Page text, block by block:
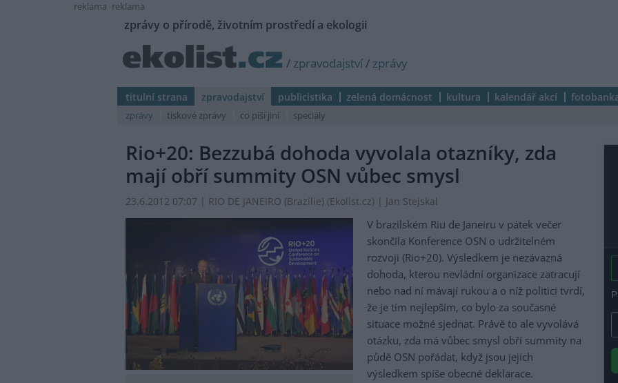
reklama reklama
zprávy o přírodě, životním prostředí a ekologii
/ zpravodajství/ zprávy
titulní strana zpravodajství publicistika zelená domácnost kultura kalendář akcí
zprávy tiskové zprávy co píší jiní speciály
Rio+20: Bezzubá dohoda vyvolala otazníky, zda
mají obří summity OSN vůbec smysl
23.6.2012 07:07 | RIO DE JANEIRO (Brazílie) (Ekolist.cz) | Jan Stejskal
V brazilském Riu de Janeiru v pátek večer
skončila Konference OSN o udržitelném
rozvoji (Rio+20). Výsledkem je nezávazná
dohoda, kterou nevládní organizace zatracují
nebo nad ní mávají rukou a o níž politici tvrdí,
že je tím nejlepším, co bylo za současné
situace možné sjednat. Právě to ale vyvolává
otázku, zda má vůbec smysl obří summity na
půdě OSN pořádat, když jsou jejich
výsledkem spíše obecné deklarace.